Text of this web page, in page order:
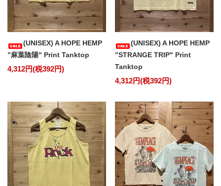
(UNISEX) A HOPE HEMP
”麻葉陰陽" Print Tanktop
4,312円(税392円)
(UNISEX) A HOPE HEMP
”STRANGE TRIP" Print
Tanktop
4,312円(税392円)